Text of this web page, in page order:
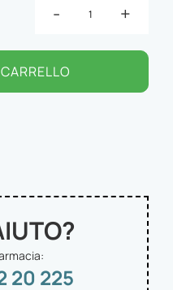
- +
20 225